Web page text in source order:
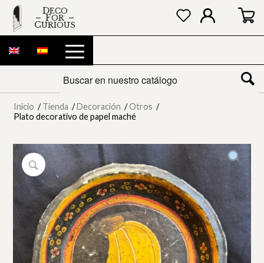
DECO
FOR
CURIOUS
Inicio / Tienda / Decoración / Otros /
Plato decorativo de papel maché